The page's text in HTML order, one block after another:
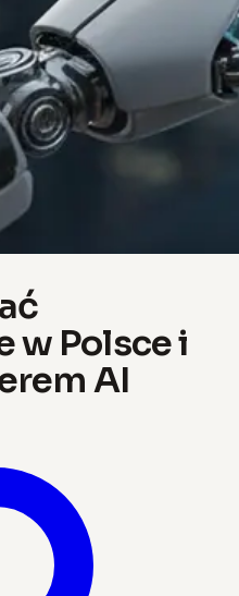
w Polsce i
AI